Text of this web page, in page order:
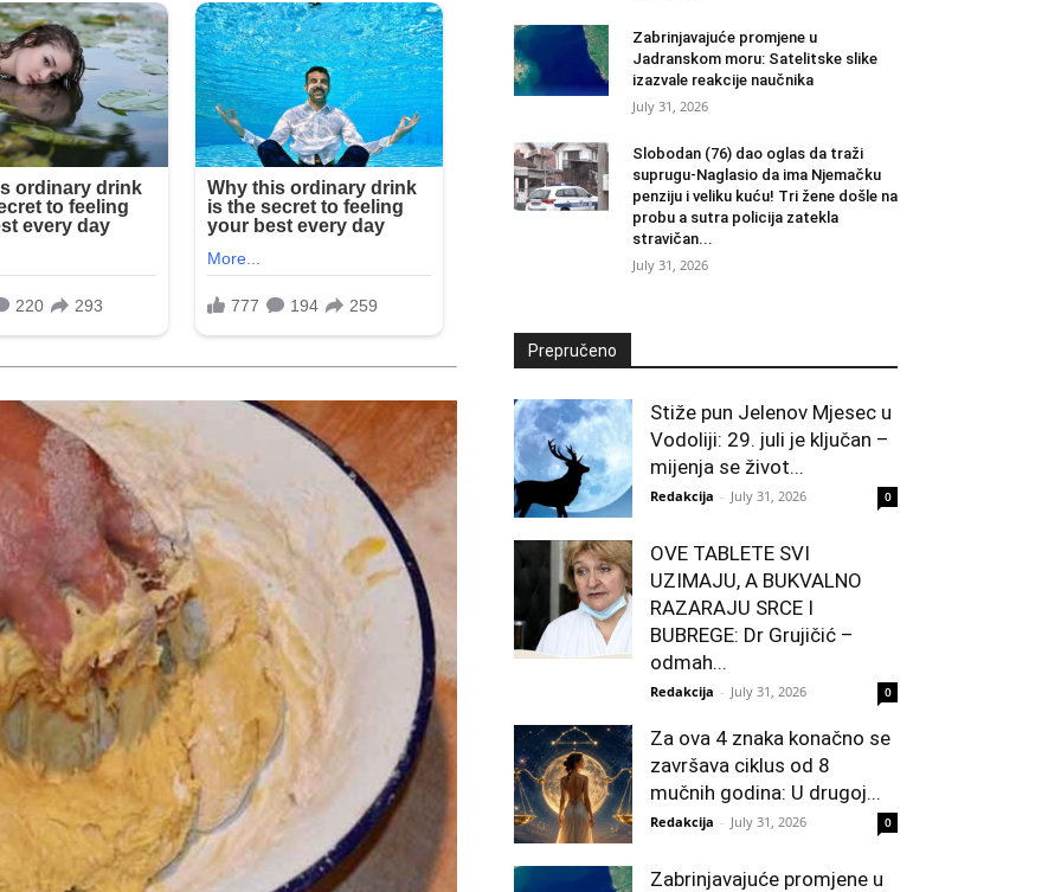
Zabrinjavajuće promjene u
Jadranskom moru: Satelitske slike
izazvale reakcije naučnika
July 31, 2026
Slobodan (76) dao oglas da traži
suprugu-Naglasio da ima Njemačku
penziju i veliku kuću! Tri žene došle na
probu a sutra policija zatekla
stravičan...
July 31, 2026
Prepručeno
Stiže pun Jelenov Mjesec u
Vodoliji: 29. juli je ključan –
mijenja se život...
Redakcija - July 31, 2026 0
OVE TABLETE SVI
UZIMAJU, A BUKVALNO
RAZARAJU SRCE I
BUBREGE: Dr Grujičić –
odmah...
Redakcija - July 31, 2026 0
Za ova 4 znaka konačno se
završava ciklus od 8
mučnih godina: U drugoj...
Redakcija - July 31, 2026 0
Zabrinjavajuće promjene u